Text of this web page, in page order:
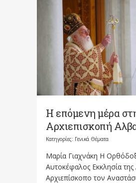
Η επόμενη μέρα
Αρχιεπισκοπή
Κατηγορίες: Γενικά Θέματα
Μαρία Γιαχνάκη Η
Αυτοκέφαλος Εκκλησία της
Αρχιεπίσκοπο τον